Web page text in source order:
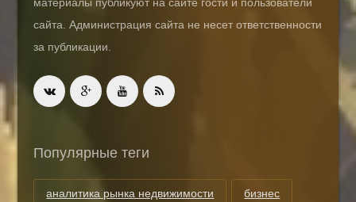
сайта. Администрация сайта не несет ответственности
за публикации.
Популярные теги
аналитика рынка недвижимости бизнес